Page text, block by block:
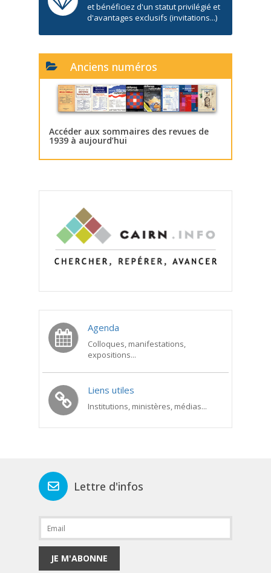
et bénéficiez d'un statut privilégié et
d'avantages exclusifs (invitations...)
Anciens numéros
Accéder aux sommaires des revues de
1939 à aujourd’hui
Agenda
Colloques, manifestations,
expositions...
Liens utiles
Institutions, ministères, médias...
Lettre d'infos
JE M'ABONNE